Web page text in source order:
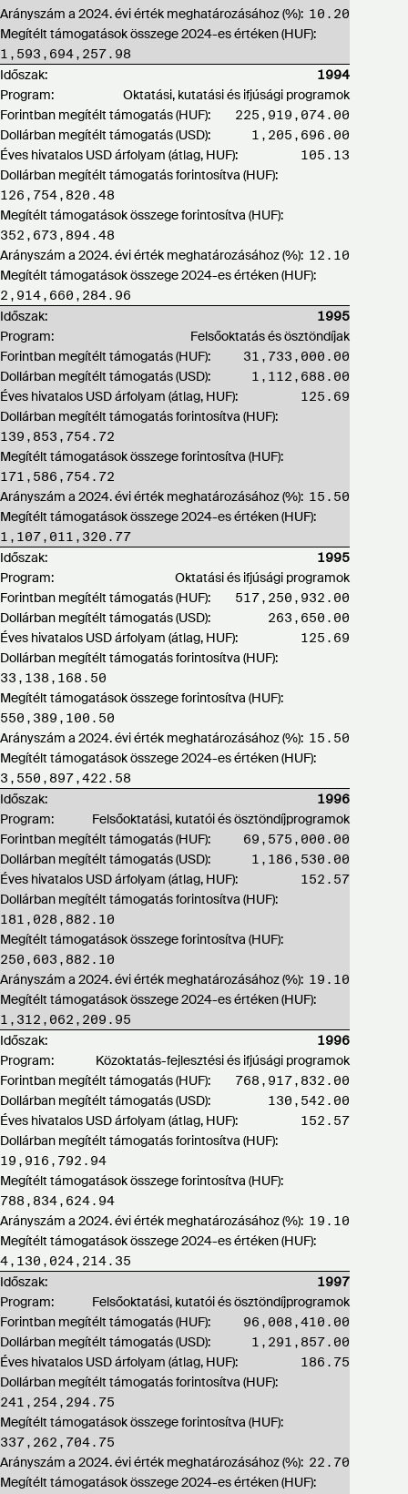
Arányszám a 2024. évi érték meghatározásához (%): 10.20
Megítélt támogatások összege 2024-es értéken (HUF):
1,593,694,257.98
Időszak: 1994
Program:
Oktatási, kutatási és ifjúsági programok
Forintban megítélt támogatás (HUF):
225,919,074.00
Dollárban megítélt támogatás (USD): 1,205,696.00
Éves hivatalos USD árfolyam (átlag, HUF): 105.13
Dollárban megítélt támogatás forintosítva (HUF):
126,754,820.48
Megítélt támogatások összege forintosítva (HUF):
352,673,894.48
Arányszám a 2024. évi érték meghatározásához (%): 12.10
Megítélt támogatások összege 2024-es értéken (HUF):
2,914,660,284.96
Időszak: 1995
Program:
Felsőoktatás és ösztöndíjak
Forintban megítélt támogatás (HUF):
31,733,000.00
Dollárban megítélt támogatás (USD): 1,112,688.00
Éves hivatalos USD árfolyam (átlag, HUF): 125.69
Dollárban megítélt támogatás forintosítva (HUF):
139,853,754.72
Megítélt támogatások összege forintosítva (HUF):
171,586,754.72
Arányszám a 2024. évi érték meghatározásához (%): 15.50
Megítélt támogatások összege 2024-es értéken (HUF):
1,107,011,320.77
Időszak: 1995
Program:
Oktatási és ifjúsági programok
Forintban megítélt támogatás (HUF):
517,250,932.00
Dollárban megítélt támogatás (USD): 263,650.00
Éves hivatalos USD árfolyam (átlag, HUF): 125.69
Dollárban megítélt támogatás forintosítva (HUF):
33,138,168.50
Megítélt támogatások összege forintosítva (HUF):
550,389,100.50
Arányszám a 2024. évi érték meghatározásához (%): 15.50
Megítélt támogatások összege 2024-es értéken (HUF):
3,550,897,422.58
Időszak: 1996
Program:
Felsőoktatási, kutatói és ösztöndíjprogramok
Forintban megítélt támogatás (HUF):
69,575,000.00
Dollárban megítélt támogatás (USD): 1,186,530.00
Éves hivatalos USD árfolyam (átlag, HUF): 152.57
Dollárban megítélt támogatás forintosítva (HUF):
181,028,882.10
Megítélt támogatások összege forintosítva (HUF):
250,603,882.10
Arányszám a 2024. évi érték meghatározásához (%): 19.10
Megítélt támogatások összege 2024-es értéken (HUF):
1,312,062,209.95
Időszak: 1996
Program:
Közoktatás-fejlesztési és ifjúsági programok
Forintban megítélt támogatás (HUF):
768,917,832.00
Dollárban megítélt támogatás (USD): 130,542.00
Éves hivatalos USD árfolyam (átlag, HUF): 152.57
Dollárban megítélt támogatás forintosítva (HUF):
19,916,792.94
Megítélt támogatások összege forintosítva (HUF):
788,834,624.94
Arányszám a 2024. évi érték meghatározásához (%): 19.10
Megítélt támogatások összege 2024-es értéken (HUF):
4,130,024,214.35
Időszak: 1997
Program:
Felsőoktatási, kutatói és ösztöndíjprogramok
Forintban megítélt támogatás (HUF):
96,008,410.00
Dollárban megítélt támogatás (USD): 1,291,857.00
Éves hivatalos USD árfolyam (átlag, HUF): 186.75
Dollárban megítélt támogatás forintosítva (HUF):
241,254,294.75
Megítélt támogatások összege forintosítva (HUF):
337,262,704.75
Arányszám a 2024. évi érték meghatározásához (%): 22.70
Megítélt támogatások összege 2024-es értéken (HUF):